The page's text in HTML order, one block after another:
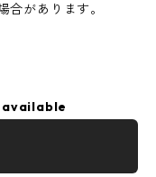
合があります。